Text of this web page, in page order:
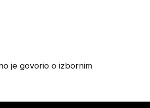
je govorio o izbornim